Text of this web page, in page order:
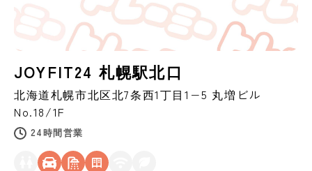
JOYFIT24 札幌駅北口
北海道札幌市北区北7条西1丁目1−5 丸増ビル
No.18/1F
24時間営業